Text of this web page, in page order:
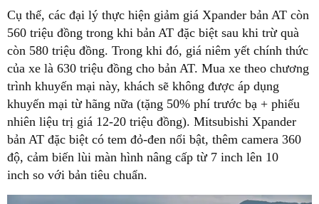
Cụ thể, các đại lý thực hiện giảm giá Xpander bản AT còn
560 triệu đồng trong khi bản AT đặc biệt sau khi trừ quà
còn 580 triệu đồng. Trong khi đó, giá niêm yết chính thức
của xe là 630 triệu đồng cho bản AT. Mua xe theo chương
trình khuyến mại này, khách sẽ không được áp dụng
khuyến mại từ hãng nữa (tặng 50% phí trước bạ + phiếu
nhiên liệu trị giá 12-20 triệu đồng). Mitsubishi Xpander
bản AT đặc biệt có tem đỏ-đen nổi bật, thêm camera 360
độ, cảm biến lùi màn hình nâng cấp từ 7 inch lên 10
inch so với bản tiêu chuẩn.